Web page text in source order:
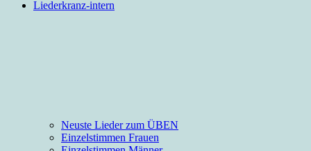
Liederkranz-intern
Neuste Lieder zum ÜBEN
Einzelstimmen Frauen